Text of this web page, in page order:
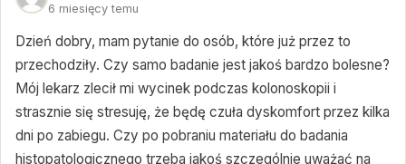
6 miesięcy temu
Dzień dobry, mam pytanie do osób, które już przez to
przechodziły. Czy samo badanie jest jakoś bardzo bolesne?
Mój lekarz zlecił mi wycinek podczas kolonoskopii i
strasznie się stresuję, że będę czuła dyskomfort przez kilka
dni po zabiegu. Czy po pobraniu materiału do badania
histopatologicznego trzeba jakoś szczególnie uważać na